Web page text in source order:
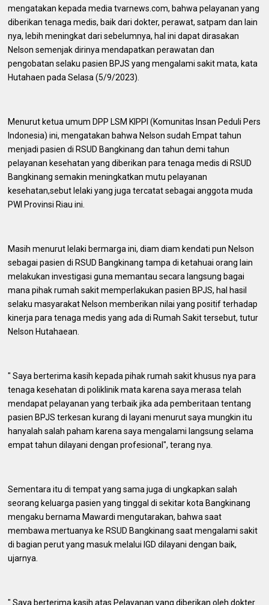
mengatakan kepada media tvarnews.com, bahwa pelayanan yang
diberikan tenaga medis, baik dari dokter, perawat, satpam dan lain
nya, lebih meningkat dari sebelumnya, hal ini dapat dirasakan
Nelson semenjak dirinya mendapatkan perawatan dan
pengobatan selaku pasien BPJS yang mengalami sakit mata, kata
Hutahaen pada Selasa (5/9/2023).
Menurut ketua umum DPP LSM KIPPI (Komunitas Insan Peduli Pers
Indonesia) ini, mengatakan bahwa Nelson sudah Empat tahun
menjadi pasien di RSUD Bangkinang dan tahun demi tahun
pelayanan kesehatan yang diberikan para tenaga medis di RSUD
Bangkinang semakin meningkatkan mutu pelayanan
kesehatan,sebut lelaki yang juga tercatat sebagai anggota muda
PWI Provinsi Riau ini.
Masih menurut lelaki bermarga ini, diam diam kendati pun Nelson
sebagai pasien di RSUD Bangkinang tampa di ketahuai orang lain
melakukan investigasi guna memantau secara langsung bagai
mana pihak rumah sakit memperlakukan pasien BPJS, hal hasil
selaku masyarakat Nelson memberikan nilai yang positif terhadap
kinerja para tenaga medis yang ada di Rumah Sakit tersebut, tutur
Nelson Hutahaean.
" Saya berterima kasih kepada pihak rumah sakit khusus nya para
tenaga kesehatan di poliklinik mata karena saya merasa telah
mendapat pelayanan yang terbaik jika ada pemberitaan tentang
pasien BPJS terkesan kurang di layani menurut saya mungkin itu
hanyalah salah paham karena saya mengalami langsung selama
empat tahun dilayani dengan profesional", terang nya.
Sementara itu di tempat yang sama juga di ungkapkan salah
seorang keluarga pasien yang tinggal di sekitar kota Bangkinang
mengaku bernama Mawardi mengutarakan, bahwa saat
membawa mertuanya ke RSUD Bangkinang saat mengalami sakit
di bagian perut yang masuk melalui IGD dilayani dengan baik,
ujarnya.
" Saya berterima kasih atas Pelayanan yang diberikan oleh dokter